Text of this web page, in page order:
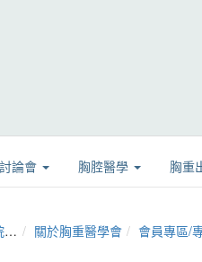
論會 胸腔醫學 胸重
關於胸重醫學會 會員專區/